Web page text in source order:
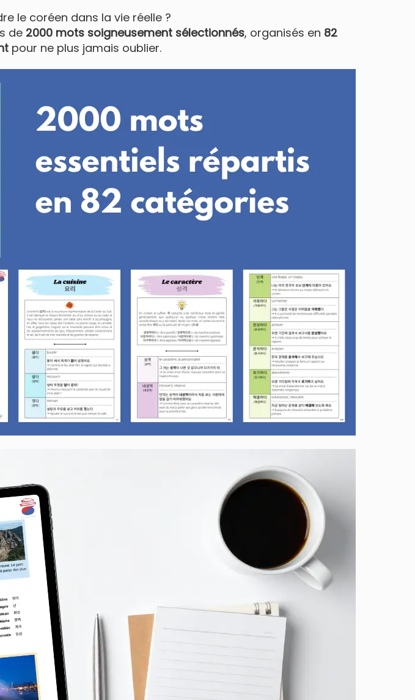
le coréen dans la vie réelle ?
de 2000 mots soigneusement sélectionnés, organisés en 82
pour ne plus jamais oublier.